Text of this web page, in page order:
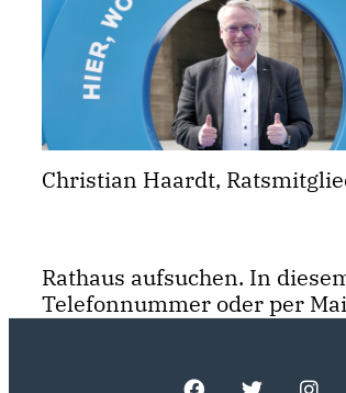
Christian Haardt,
Rathaus aufsuchen. In
Telefonnummer oder per